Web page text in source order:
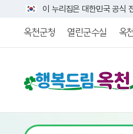
이 누리집은 대한민국 공식
옥천군청 열린군수실 옥